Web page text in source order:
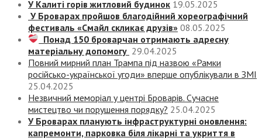
У Калиті горів житловий будинок 19.05.2025
У Броварах пройшов благодійний хореографічний
фестиваль «Смайл скликає друзів» 08.05.2025
Понад 150 броварчан отримають адресну
матеріальну допомогу 29.04.2025
Повний мирний план Трампа під назвою «‎Рамки
російсько-української угоди» вперше опублікували в ЗМІ
25.04.2025
Незвичний меморіал у центрі Броварів. Сучасне
мистецтво чи порушення порядку? 25.04.2025
У Броварах планують інфраструктурні оновлення:
капремонти, парковка біля лікарні та укриття в